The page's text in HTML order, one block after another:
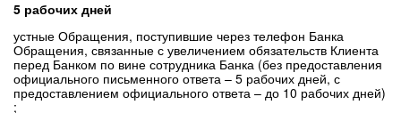
5 рабочих дней
устные Обращения, поступившие через телефон Банка
Обращения, связанные с увеличением обязательств Клиента
перед Банком по вине сотрудника Банка (без предоставления
официального письменного ответа – 5 рабочих дней, с
предоставлением официального ответа – до 10 рабочих дней)
;